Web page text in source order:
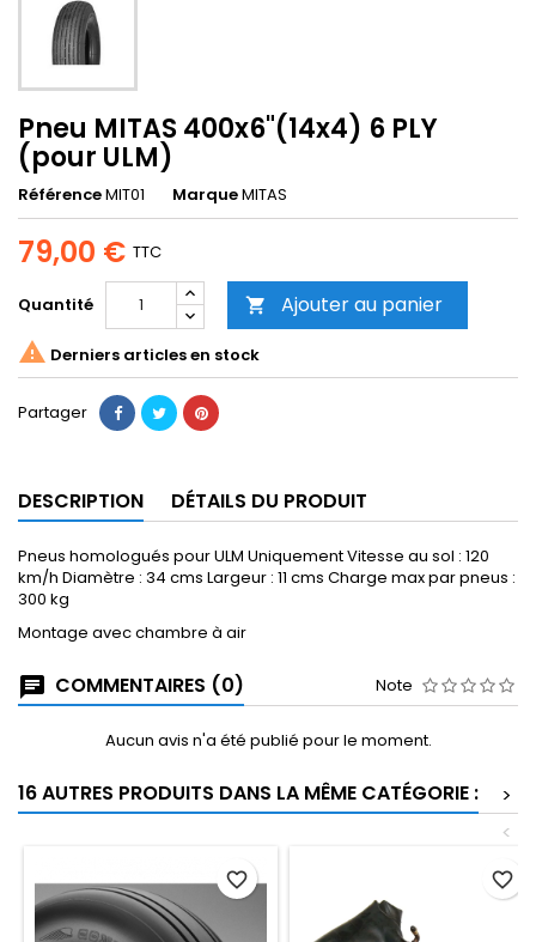
Pneu MITAS 400x6"(14x4) 6 PLY
(pour ULM)
RéférenceMIT01 MarqueMITAS
79,00 € TTC
Quantité  Ajouter au panier
 Derniers articles en stock
Partager
DESCRIPTION DÉTAILS DU PRODUIT
Pneus homologués pour ULM Uniquement Vitesse au sol : 120
km/h Diamètre : 34 cms Largeur : 11 cms Charge max par pneus :
300 kg
Montage avec chambre à air
COMMENTAIRES (0) Note
Aucun avis n'a été publié pour le moment.
16 AUTRES PRODUITS DANS LA MÊME CATÉGORIE :
>
<
favorite_border favorite_border